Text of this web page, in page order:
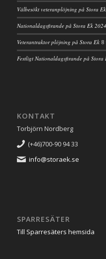
Välbesökt veteranplöjning på Stora Ek
Nationaldagsfirande på Stora Ek 2024
Veterantraktor plöjning på Stora Ek 8
Festligt Nationaldagsfirande på Stora
KONTAKT
Torbjörn Nordberg
(+46)700-90 94 33
info@storaek.se
SPARRESÄTER
Till Sparresäters hemsida